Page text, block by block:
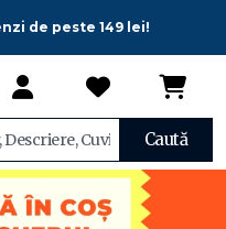
de peste 149 lei!
Caută